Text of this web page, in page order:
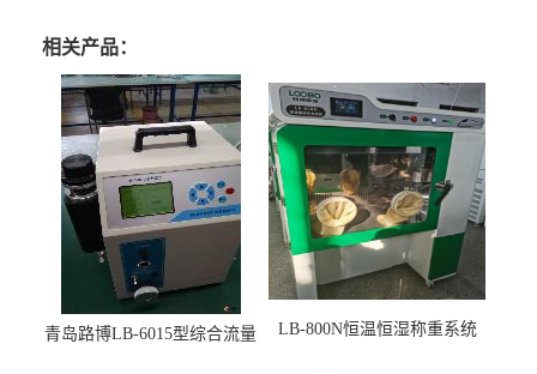
相关产品：
青岛路博LB-6015型综合流量
LB-800N恒温恒湿称重系统